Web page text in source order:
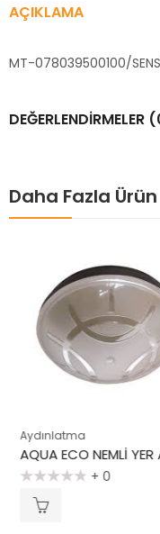
AÇIKLAMA
MT-078039500100/
DEĞERLENDIRMELER
Daha Fazla Ürün
Aydınlatma
üzerinden
+ 0